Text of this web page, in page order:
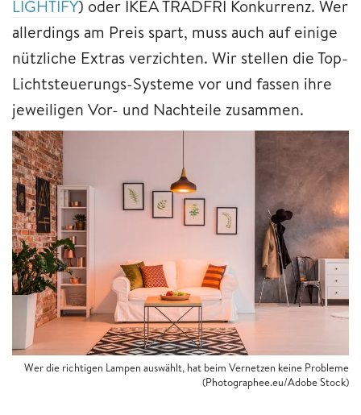
LIGHTIFY) oder IKEA TRÅDFRI Konkurrenz. Wer
allerdings am Preis spart, muss auch auf einige
nützliche Extras verzichten. Wir stellen die Top-
Lichtsteuerungs-Systeme vor und fassen ihre
jeweiligen Vor- und Nachteile zusammen.
Wer die richtigen Lampen auswählt, hat beim Vernetzen keine Probleme
(Photographee.eu/Adobe Stock)